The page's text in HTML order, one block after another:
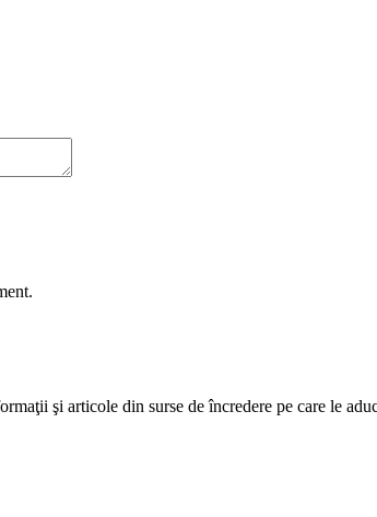
şi articole din surse de încredere pe care le